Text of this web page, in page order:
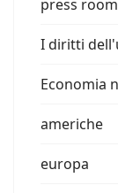
press room
I diritti
Economia
americhe
europa